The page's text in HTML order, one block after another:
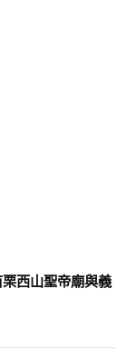
西山聖帝廟與義